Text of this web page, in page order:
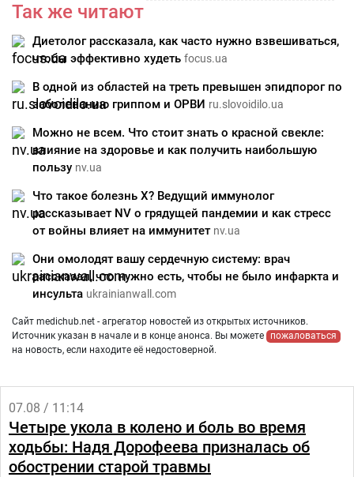
Так же читают
Диетолог рассказала, как часто нужно взвешиваться,
чтобы эффективно худеть focus.ua
В одной из областей на треть превышен эпидпорог по
заболеванию гриппом и ОРВИ ru.slovoidilo.ua
Можно не всем. Что стоит знать о красной свекле:
влияние на здоровье и как получить наибольшую
пользу nv.ua
Что такое болезнь Х? Ведущий иммунолог
рассказывает NV о грядущей пандемии и как стресс
от войны влияет на иммунитет nv.ua
Они омолодят вашу сердечную систему: врач
рассказал, что нужно есть, чтобы не было инфаркта и
инсульта ukrainianwall.com
Сайт medichub.net - агрегатор новостей из открытых источников.
Источник указан в начале и в конце анонса. Вы можете
пожаловаться
на новость, если находите её недостоверной.
07.08 / 11:14
Четыре укола в колено и боль во время
ходьбы: Надя Дорофеева призналась об
обострении старой травмы